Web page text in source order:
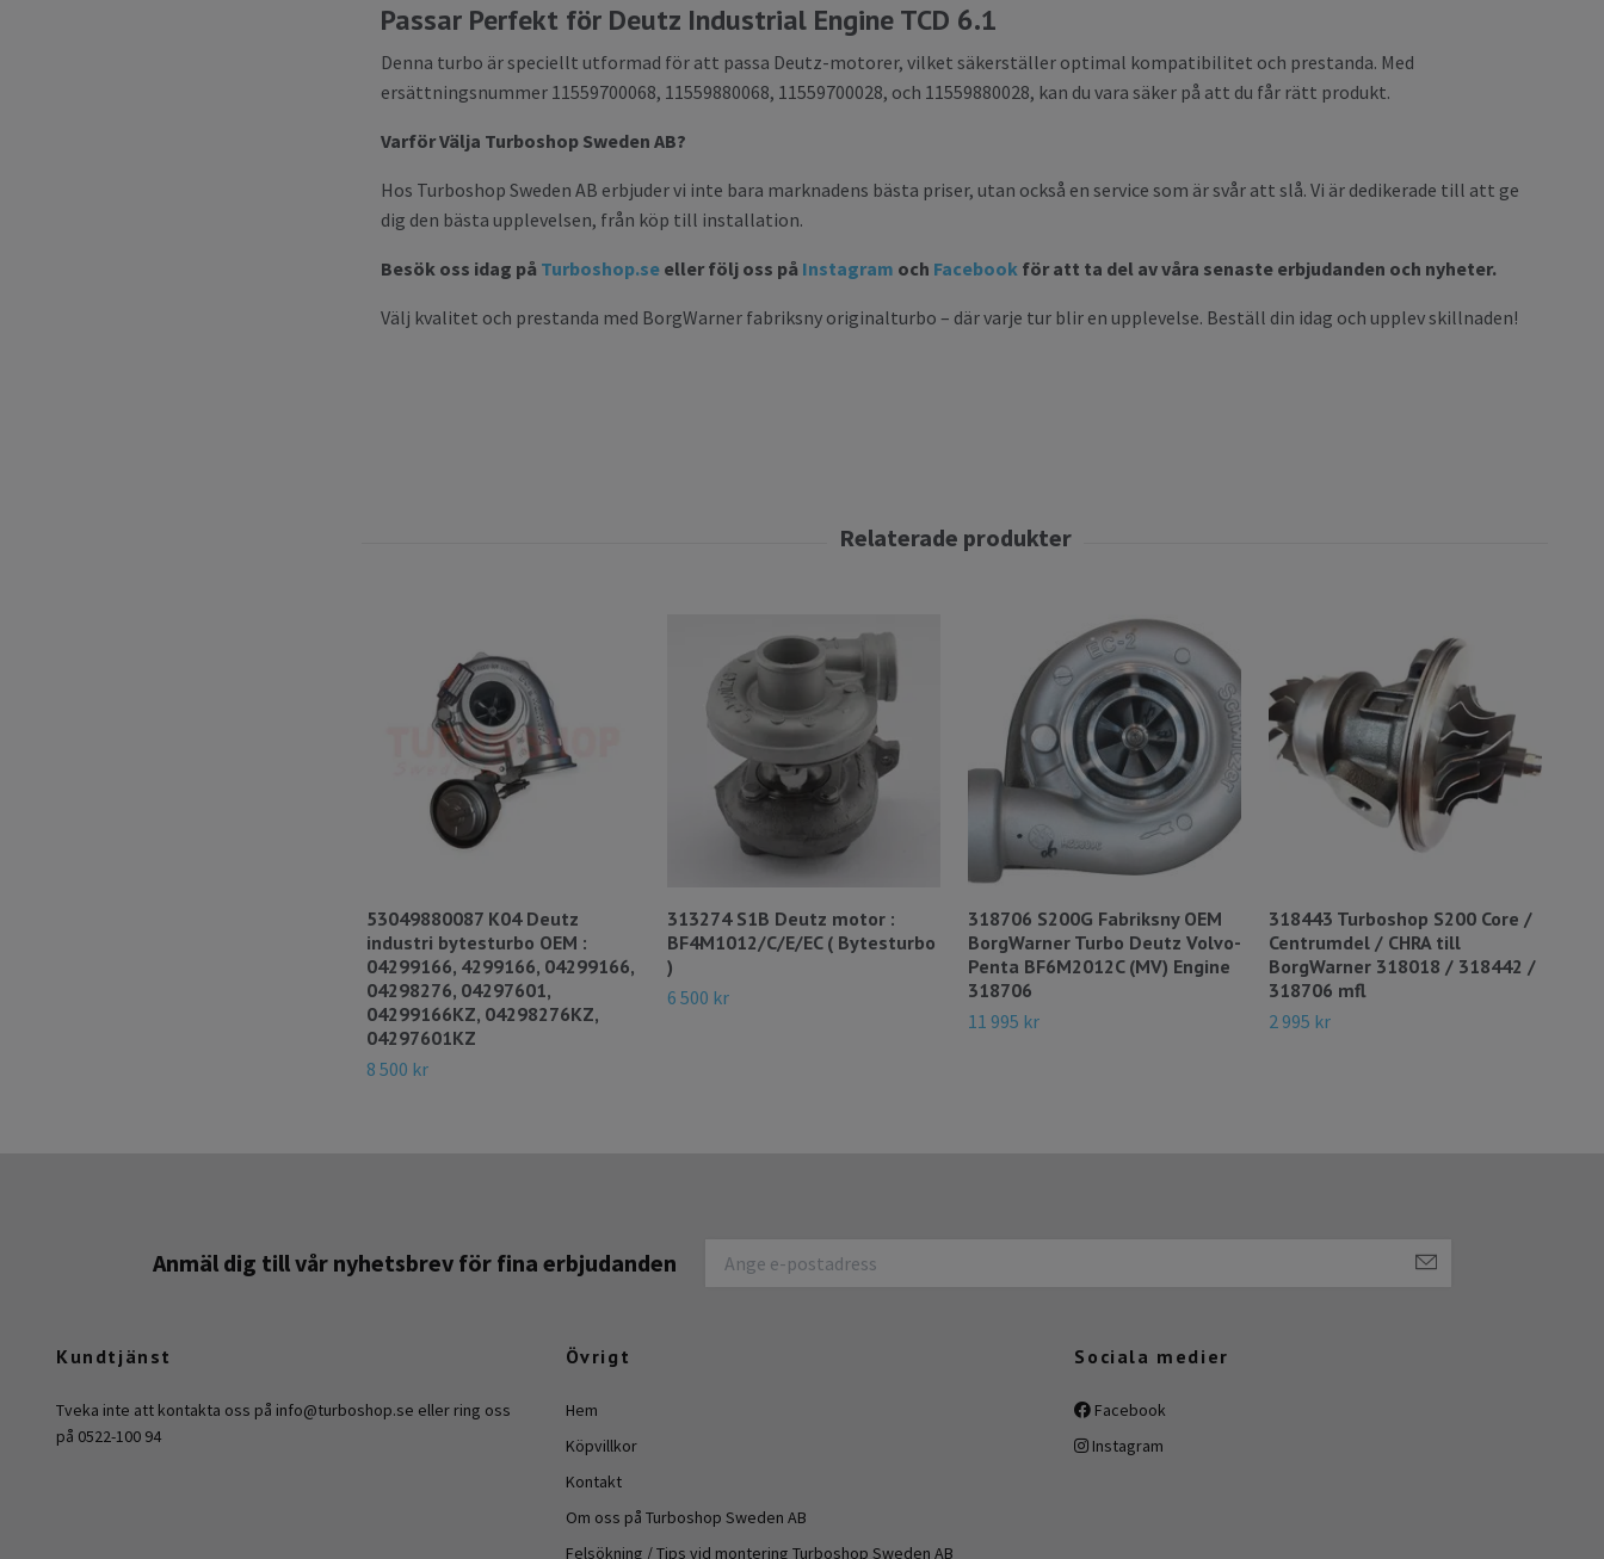
Passar Perfekt för Deutz Industrial Engine TCD 6.1
Denna turbo är speciellt utformad för att passa Deutz-motorer, vilket säkerställer optimal kompatibilitet och prestanda. Med
ersättningsnummer 11559700068, 11559880068, 11559700028, och 11559880028, kan du vara säker på att du får rätt produkt.
Varför Välja Turboshop Sweden AB?
Hos Turboshop Sweden AB erbjuder vi inte bara marknadens bästa priser, utan också en service som är svår att slå. Vi är dedikerade till att ge
dig den bästa upplevelsen, från köp till installation.
Besök oss idag på Turboshop.se eller följ oss på Instagram och Facebook för att ta del av våra senaste erbjudanden och nyheter.
Välj kvalitet och prestanda med BorgWarner fabriksny originalturbo – där varje tur blir en upplevelse. Beställ din idag och upplev skillnaden!
53049880087 K04 Deutz
industri bytesturbo OEM :
04299166, 4299166, 04299166,
04298276, 04297601,
04299166KZ, 04298276KZ,
04297601KZ
8 500 kr
313274 S1B Deutz motor :
BF4M1012/C/E/EC ( Bytesturbo
)
6 500 kr
318706 S200G Fabriksny OEM
BorgWarner Turbo Deutz Volvo-
Penta BF6M2012C (MV) Engine
318706
11 995 kr
318443 Turboshop S200 Core /
Centrumdel / CHRA till
BorgWarner 318018 / 318442 /
318706 mfl
2 995 kr
Anmäl dig till vår nyhetsbrev för fina erbjudanden
Kundtjänst
Tveka inte att kontakta oss på info@turboshop.se eller ring oss
på 0522-100 94
Övrigt
Hem
Köpvillkor
Kontakt
Om oss på Turboshop Sweden AB
Felsökning / Tips vid montering Turboshop Sweden AB
Sociala medier
Facebook
Instagram